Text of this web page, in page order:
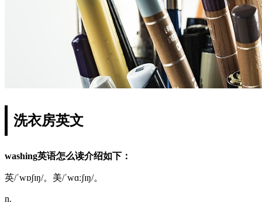
洗衣房英文
washing英语怎么读介绍如下：
英/ˈwɒʃɪŋ/。美/ˈwɑːʃɪŋ/。
n.